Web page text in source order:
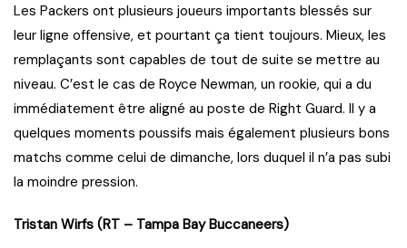
Les Packers ont plusieurs joueurs importants blessés sur
leur ligne offensive, et pourtant ça tient toujours. Mieux, les
remplaçants sont capables de tout de suite se mettre au
niveau. C’est le cas de Royce Newman, un rookie, qui a du
immédiatement être aligné au poste de Right Guard. Il y a
quelques moments poussifs mais également plusieurs bons
matchs comme celui de dimanche, lors duquel il n’a pas subi
la moindre pression.
Tristan Wirfs (RT – Tampa Bay Buccaneers)